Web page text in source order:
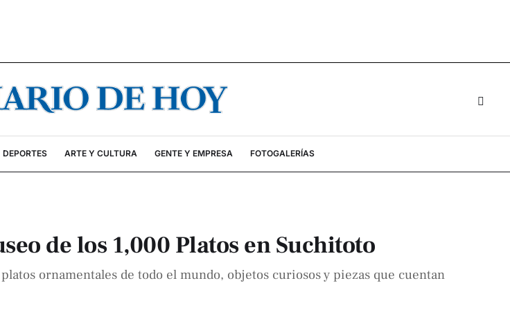
DEPORTES ARTE Y CULTURA GENTE Y EMPRESA FOTOGALERÍAS
de los 1,000 Platos en Suchitoto
ornamentales de todo el mundo, objetos curiosos y piezas que cuentan